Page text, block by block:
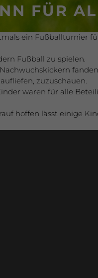
FÜR
ein Fußballturnier
Fußball zu spielen.
zuzuschauen.
waren für alle
hoffen lässt einige